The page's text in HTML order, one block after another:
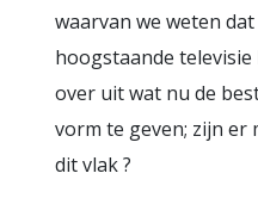
waarvan we weten
hoogstaande
over uit wat nu de
vorm te geven; zijn er
dit vlak ?